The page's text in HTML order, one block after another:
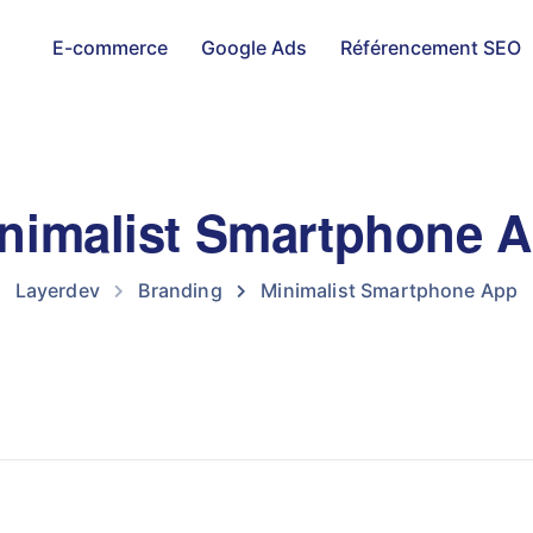
E-commerce Google Ads Référencement SEO
Smartphone
Layerdev Branding Minimalist Smartphone App